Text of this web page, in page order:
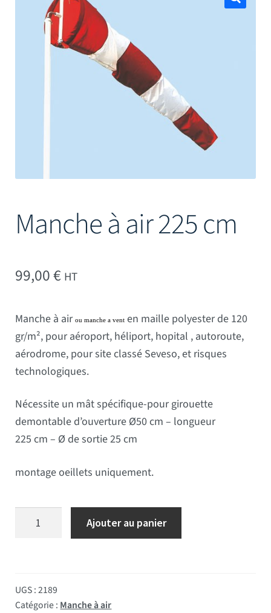
Mâts
Manche à air 225 cm
99,00€ HT
Manche à airou manche a vent en maille polyester de 120
gr/m², pour aéroport, héliport, hopital , autoroute,
aérodrome, pour site classé Seveso, et risques
technologiques.
Nécessite un mât spécifique-pour girouette
demontable d’ouverture Ø50 cm – longueur
225 cm – Ø de sortie 25 cm
montage oeillets uniquement.
quantité de Manche à air 225 cm
Ajouter au panier
UGS :2189
Catégorie : Manche à air